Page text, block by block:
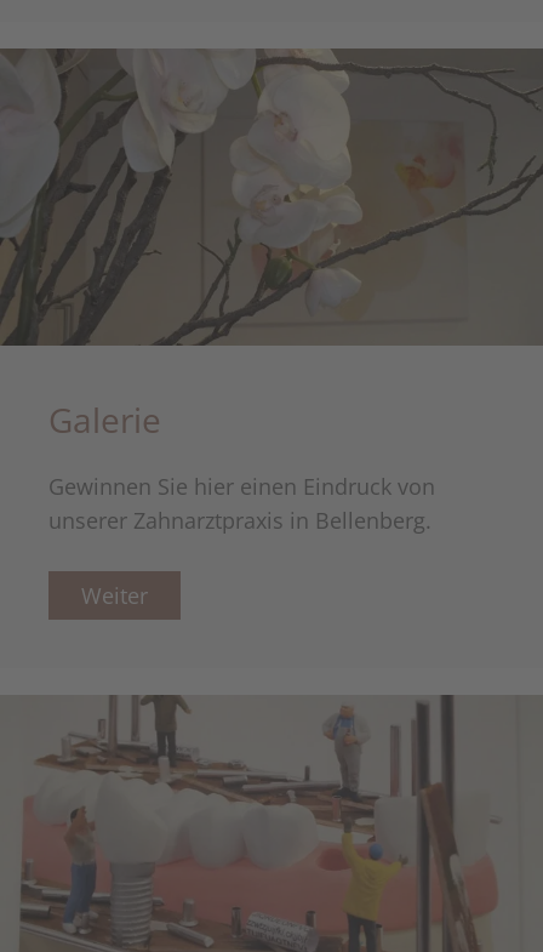
Galerie
Gewinnen Sie hier einen Eindruck von
unserer Zahnarztpraxis in Bellenberg.
Weiter